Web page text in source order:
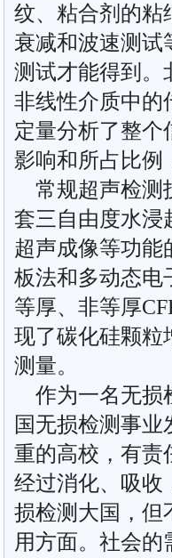
纹、粘合剂的粘
衰减和波速测试
测试才能得到。
非线性介质中的
定量分析了整个
影响和所占比例
常规超声检测
套三自由度水浸
超声成像等功能
板法和多动态电
等厚、非等厚
现了碳化硅颗粒
测量。
作为一名无损
国无损检测事
重的高校，有责
经过消化、吸收
损检测大国，但
用方面。社会